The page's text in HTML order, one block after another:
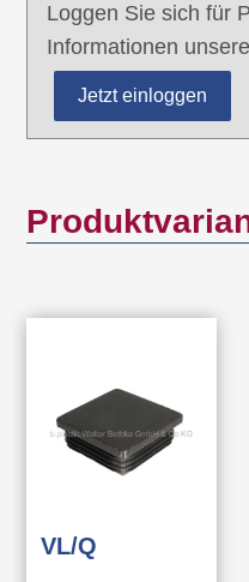
Loggen Sie sich für
Informationen
Jetzt einloggen
VL/Q